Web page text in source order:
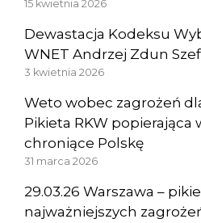
15 kwietnia 2026
Dewastacja Kodeksu
WNET Andrzej Zdun
3 kwietnia 2026
Weto wobec zagrożeń
Pikieta RKW popierająca
chroniące Polskę
31 marca 2026
29.03.26 Warszawa –
najważniejszych